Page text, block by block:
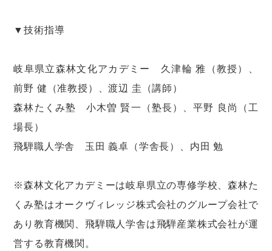
▼技術指導
岐阜県立森林文化アカデミー 久津輪 雅（教授）、
前野 健（准教授）、渡辺 圭（講師）
森林たくみ塾 小木曽 賢一（塾長）、平野 良尚（工
場長）
飛騨職人学舎 玉田 義卓（学舎長）、内田 勉
※森林文化アカデミーは岐阜県立の専修学校、森林た
くみ塾はオークヴィレッジ株式会社のグループ会社で
あり教育機関、飛騨職人学舎は飛騨産業株式会社が運
営する教育機関。